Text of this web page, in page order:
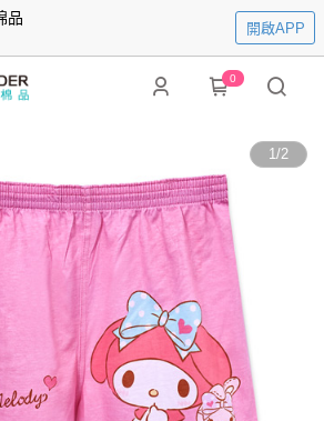
品
開啟APP
0
1/2